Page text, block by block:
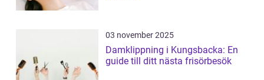
03 november 2025
Damklippning i Kungsbacka: En
guide till ditt nästa frisörbesök